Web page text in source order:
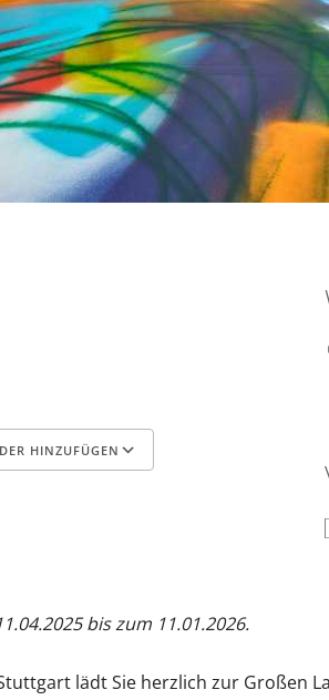
HINZUFÜGEN
bis zum 11.01.2026.
lädt Sie herzlich zur Großen